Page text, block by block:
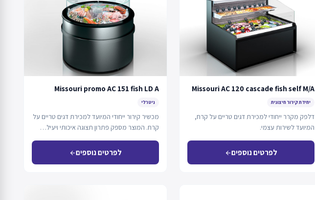
Missouri AC 120 cascade fish self M/A
יחידת קירור חיצונית
דלפק מקרר ייחודי למכירת דגים טריים על קרח,
המיועד לשירות עצמי.
לפרטים נוספיםarrow_back
Missouri promo AC 151 fish LD A
ניטרלי
מכשיר קירור ייחודי המיועד למכירת דגים טריים על
קרח. המוצר מספק פתרון תצוגה איכותי ויעיל…
לפרטים נוספיםarrow_back